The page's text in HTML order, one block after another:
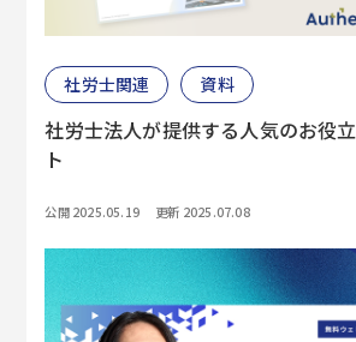
社労士関連 資料
社労士法人が提供する人気のお役
ト
公開 2025.05.19 更新 2025.07.08